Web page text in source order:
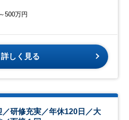
500万円
詳しく見る
研修充実／年休120日／大